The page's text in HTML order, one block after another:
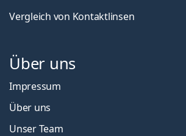
Vergleich von Kontaktlinsen
Über uns
Impressum
Über uns
Unser Team